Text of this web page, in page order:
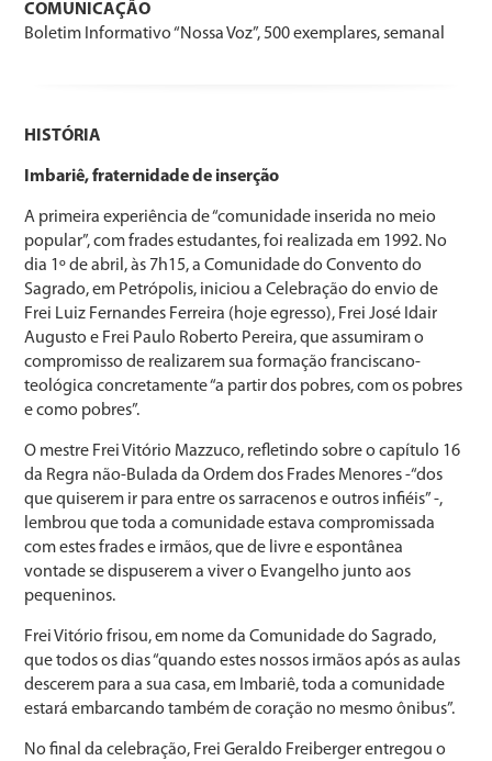
COMUNICAÇÃO
Boletim Informativo “Nossa Voz”, 500 exemplares, semanal
HISTÓRIA
Imbariê, fraternidade de inserção
A primeira experiência de “comunidade inserida no meio
popular”, com frades estudantes, foi realizada em 1992. No
dia 1º de abril, às 7h15, a Comunidade do Convento do
Sagrado, em Petrópolis, iniciou a Celebração do envio de
Frei Luiz Fernandes Ferreira (hoje egresso), Frei José Idair
Augusto e Frei Paulo Roberto Pereira, que assumiram o
compromisso de realizarem sua formação franciscano-
teológica concretamente “a partir dos pobres, com os pobres
e como pobres”.
O mestre Frei Vitório Mazzuco, refletindo sobre o capítulo 16
da Regra não-Bulada da Ordem dos Frades Menores -“dos
que quiserem ir para entre os sarracenos e outros infiéis” -,
lembrou que toda a comunidade estava compromissada
com estes frades e irmãos, que de livre e espontânea
vontade se dispuserem a viver o Evangelho junto aos
pequeninos.
Frei Vitório frisou, em nome da Comunidade do Sagrado,
que todos os dias “quando estes nossos irmãos após as aulas
descerem para a sua casa, em Imbariê, toda a comunidade
estará embarcando também de coração no mesmo ônibus”.
No final da celebração, Frei Geraldo Freiberger entregou o